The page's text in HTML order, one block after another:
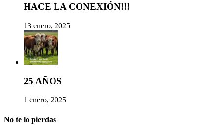
HACE LA CONEXIÓN!!!
13 enero, 2025
25 AÑOS
1 enero, 2025
No te lo pierdas